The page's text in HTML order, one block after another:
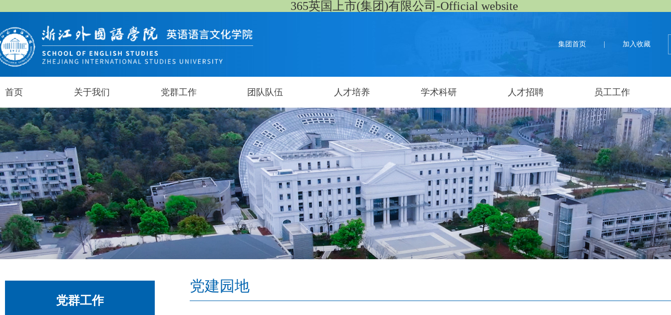
365英国上市(集团)有限公司-Official website
集团首页 加入收藏
首页 关于我们 党群工作 团队队伍 人才培养 学术科研 人才招聘 员工工作
党群工作
党建园地